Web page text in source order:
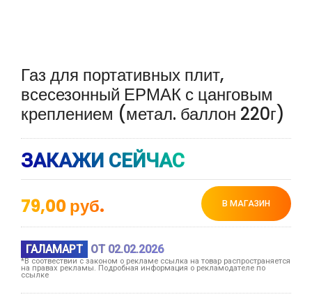
Газ для портативных плит,
всесезонный ЕРМАК с цанговым
креплением (метал. баллон 220г)
ЗАКАЖИ СЕЙЧАС
79,00руб. В МАГАЗИН
ГАЛАМАРТ ОТ 02.02.2026
*В соотвествии с законом о рекламе ссылка на товар распространяется
на правах рекламы. Подробная информация о рекламодателе по
ссылке